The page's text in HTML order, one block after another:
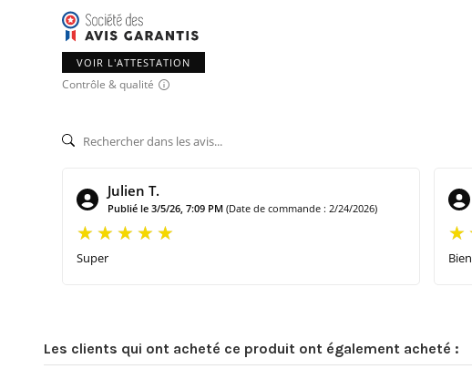
VOIR L'ATTESTATION
Contrôle & qualité
Julien T.
Publié le 3/5/26, 7:09 PM (Date de commande : 2/24/2026)
Super Bien
Les clients qui ont acheté ce produit ont également acheté :